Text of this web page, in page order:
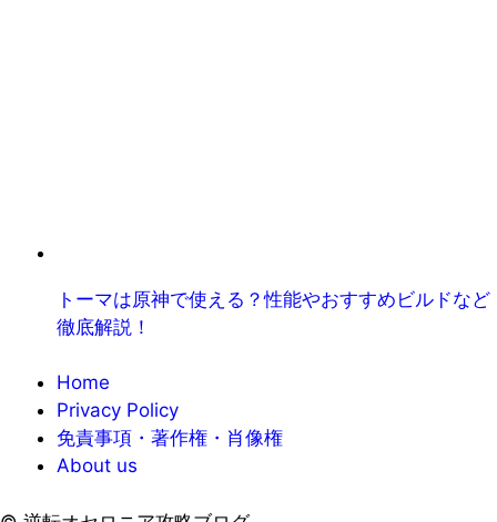
トーマは原神で使える？性能やおすすめビルドなど
徹底解説！
Home
Privacy Policy
免責事項・著作権・肖像権
About us